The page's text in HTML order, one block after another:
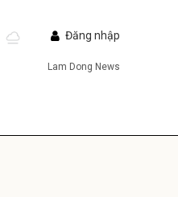
Đăng nhập
Lam Dong News